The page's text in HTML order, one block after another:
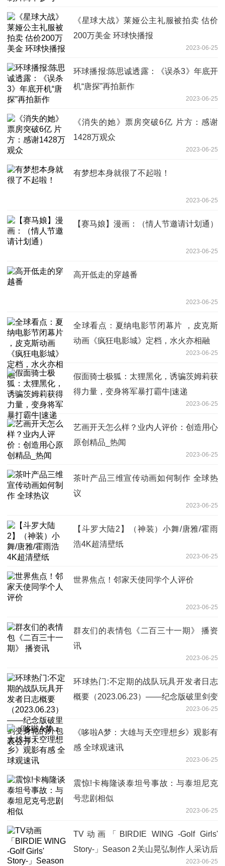
《星球大战》莱娅公主礼服被拍卖 估价
200万美金 环球快播报
2023-06-25
环球播报:陈思诚透露：《误杀3》年底开
机“唐探”再拍新作
2023-06-25
《消失的她》票房突破6亿 片方：感谢
1428万观众
2023-06-25
有梦想本身就很了不起啦！
2023-06-25
【赛马娘】漫画：（情人节邀请计划通）
2023-06-25
高开低走的穿越番
2023-06-25
全球看点：夏纳电影节闭幕片 ，皮克斯
动画《疯狂电影城》定档，水火亦相融
2023-06-25
假面骑士极狐：太狸黑化，诱骗茨姆莉获
得力量，变身将军暴打霸牛|速递
2023-06-25
艺画开天怎么样？业内人评价：创造用心
原创精品_热闻
2023-06-25
茶叶产品三维宣传动画如何制作 全球热
议
2023-06-25
【斗罗大陆2】（神装）小舞/唐雅/霍雨
浩4K超清壁纸
2023-06-25
世界焦点！邻家天使同学个人评价
2023-06-25
群友们的表情包《二百三十一期》 播资
讯
2023-06-25
环球热门:不定期的战队玩具开发者日志
概要（2023.06.23）——纪念版破里剑变
2023-06-25
《哆啦A梦：大雄与天空理想乡》观影有
感 全球观速讯
2023-06-25
震惊!卡梅隆谈泰坦号事故：与泰坦尼克
号悲剧相似
2023-06-25
TV动画「BIRDIE WING -Golf Girls'
Story-」Season 2关山晃弘制作人采访后
2023-06-25